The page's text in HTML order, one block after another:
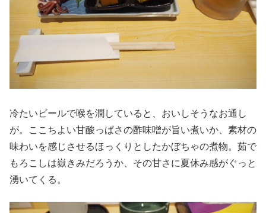
冷たいビールで喉を潤していると、おいしそうなお通し
が。ここちよい甘酸っぱさの酢味噌が旨い煮いか、素材の
味わいを感じさせるほっくりとしたかぼちゃの煮物。茹で
もろこしは嶽きみだろうか、その甘さに夏休み感がぐっと
湧いてくる。